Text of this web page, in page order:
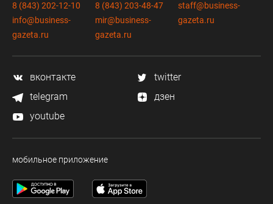
8 (843) 202-12-10
info@business-
gazeta.ru
8 (843) 203-48-47
mir@business-
gazeta.ru
staff@business-
gazeta.ru
вконтакте
twitter
telegram
дзен
youtube
мобильное приложение